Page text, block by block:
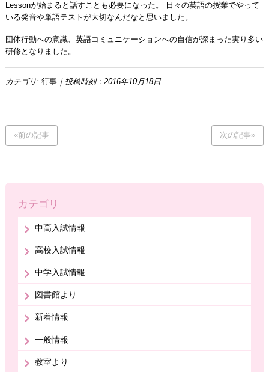
Lessonが始まると話すことも必要になった。 日々の英語の授業でやって
いる発音や単語テストが大切なんだなと思いました。
団体行動への意識、英語コミュニケーションへの自信が深まった実り多い
研修となりました。
カテゴリ: 行事｜投稿時刻：2016年10月18日
«前の記事 次の記事»
カテゴリ
中高入試情報
高校入試情報
中学入試情報
図書館より
新着情報
一般情報
教室より